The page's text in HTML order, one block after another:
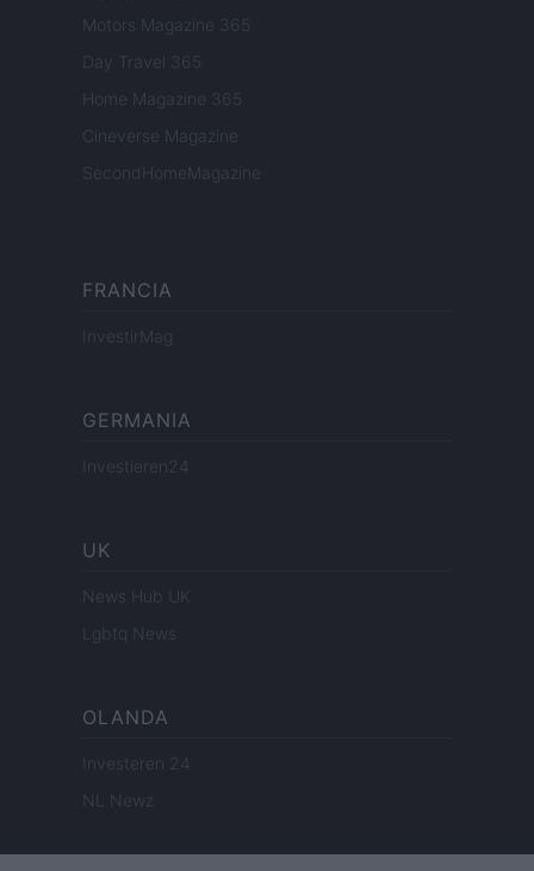
Motors Magazine 365
Day Travel 365
Home Magazine 365
Cineverse Magazine
SecondHomeMagazine
FRANCIA
InvestirMag
GERMANIA
Investieren24
UK
News Hub UK
Lgbtq News
OLANDA
Investeren 24
NL Newz